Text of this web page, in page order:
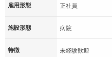
雇用形態 正社員
施設形態 病院
特徴 未経験歓迎